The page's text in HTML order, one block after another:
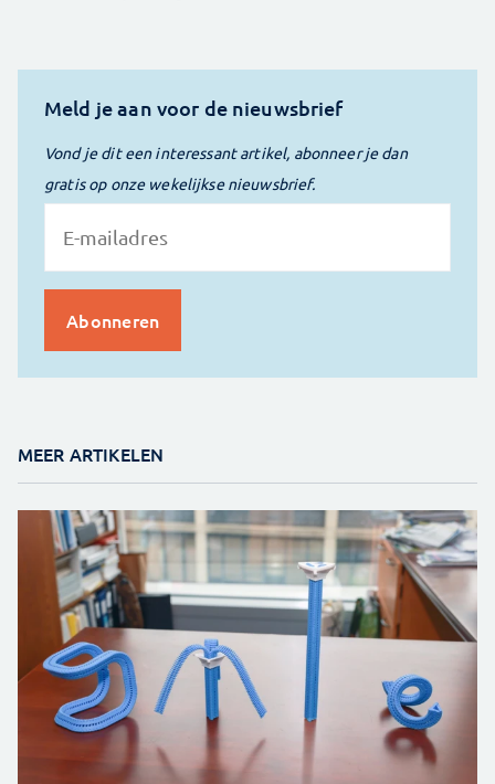
Meld je aan voor de nieuwsbrief
Vond je dit een interessant artikel, abonneer je dan
gratis op onze wekelijkse nieuwsbrief.
MEER ARTIKELEN